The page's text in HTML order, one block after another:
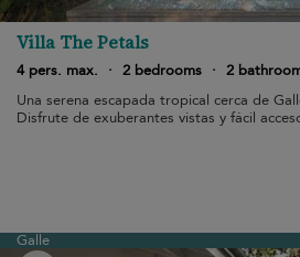
Villa The Petals
4 pers. max.
· 2 bedrooms · 2
Una serena escapada tropical cerca de
Disfrute de exuberantes vistas y fácil
Galle